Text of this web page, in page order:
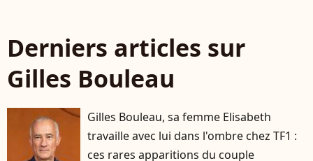
Derniers articles sur
Gilles Bouleau
Gilles Bouleau, sa femme Elisabeth
travaille avec lui dans l'ombre chez TF1 :
ces rares apparitions du couple